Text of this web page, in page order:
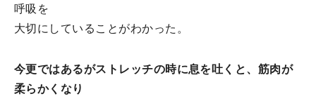
呼吸を
大切にしていることがわかった。
今更ではあるがストレッチの時に息を吐くと、筋肉が
柔らかくなり